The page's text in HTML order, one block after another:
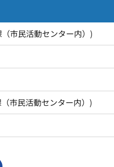
市民活動センター内） )
市民活動センター内） )